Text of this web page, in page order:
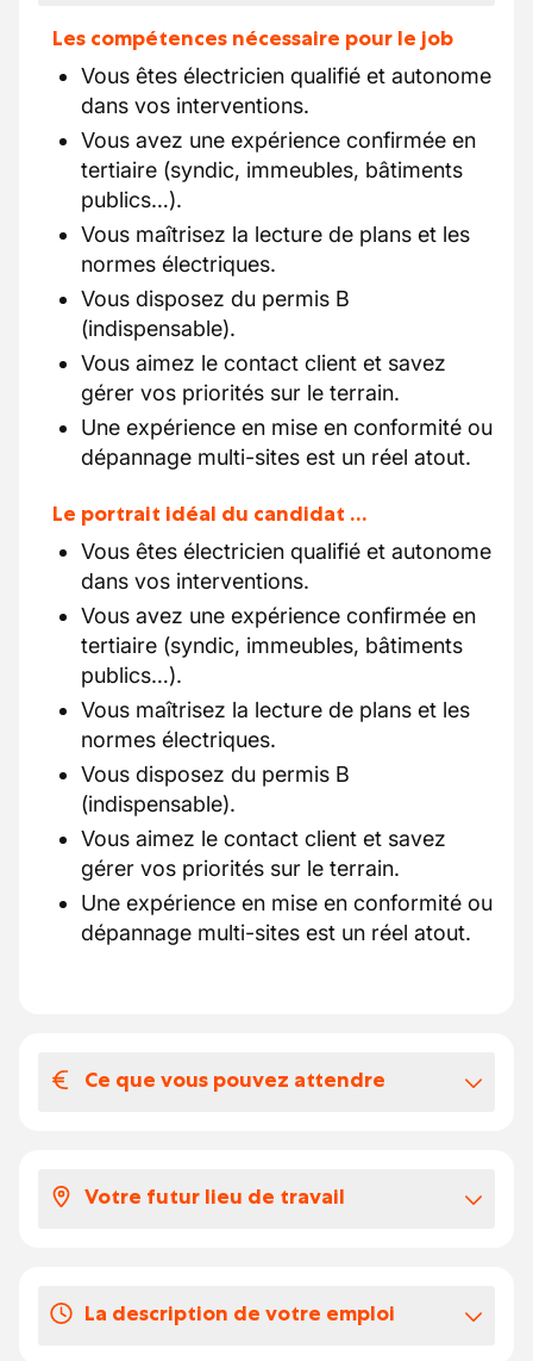
Les compétences nécessaire pour le job
Vous êtes électricien qualifié et autonome
dans vos interventions.
Vous avez une expérience confirmée en
tertiaire (syndic, immeubles, bâtiments
publics…).
Vous maîtrisez la lecture de plans et les
normes électriques.
Vous disposez du permis B
(indispensable).
Vous aimez le contact client et savez
gérer vos priorités sur le terrain.
Une expérience en mise en conformité ou
dépannage multi-sites est un réel atout.
Le portrait idéal du candidat …
Vous êtes électricien qualifié et autonome
dans vos interventions.
Vous avez une expérience confirmée en
tertiaire (syndic, immeubles, bâtiments
publics…).
Vous maîtrisez la lecture de plans et les
normes électriques.
Vous disposez du permis B
(indispensable).
Vous aimez le contact client et savez
gérer vos priorités sur le terrain.
Une expérience en mise en conformité ou
dépannage multi-sites est un réel atout.
Ce que vous pouvez attendre
Notre offre :
Salaire en ligne avec vos compétences
actuelles selon la CP149.01.
Votre futur lieu de travail
électrique, reconnue pour la qualité de ses
La description de votre emploi